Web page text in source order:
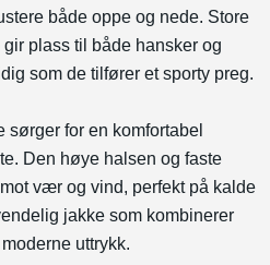
både oppe og nede. Store
plass til både hansker og
som de tilfører et sporty preg.
sørger for en komfortabel
Den høye halsen og faste
vær og vind, perfekt på kalde
jakke som kombinerer
uttrykk.